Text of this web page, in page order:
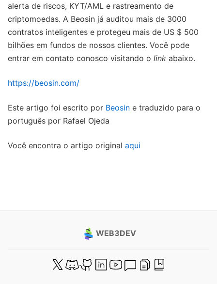
alerta de riscos, KYT/AML e rastreamento de
criptomoedas. A Beosin já auditou mais de 3000
contratos inteligentes e protegeu mais de US $ 500
bilhões em fundos de nossos clientes. Você pode
entrar em contato conosco visitando o link abaixo.
https://beosin.com/
Este artigo foi escrito por Beosin e traduzido para o
português por Rafael Ojeda
Você encontra o artigo original aqui
WEB3DEV